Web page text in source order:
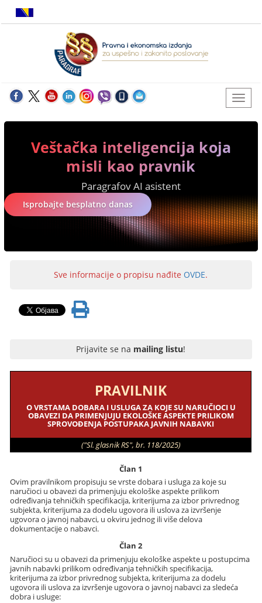
Veštačka inteligencija koja
misli kao pravnik
Paragrafov AI asistent
Isprobajte besplatno danas
Sve informacije o propisu nađite OVDE.
Prijavite se na mailing listu!
PRAVILNIK
O VRSTAMA DOBARA I USLUGA ZA KOJE SU NARUČIOCI U
OBAVEZI DA PRIMENJUJU EKOLOŠKE ASPEKTE PRILIKOM
SPROVOĐENJA POSTUPAKA JAVNIH NABAVKI
("Sl. glasnik RS", br. 118/2025)
Član 1
Ovim pravilnikom propisuju se vrste dobara i usluga za koje su
naručioci u obavezi da primenjuju ekološke aspekte prilikom
određivanja tehničkih specifikacija, kriterijuma za izbor privrednog
subjekta, kriterijuma za dodelu ugovora ili uslova za izvršenje
ugovora o javnoj nabavci, u okviru jednog ili više delova
dokumentacije o nabavci.
Član 2
Naručioci su u obavezi da primenjuju ekološke aspekte u postupcima
javnih nabavki prilikom određivanja tehničkih specifikacija,
kriterijuma za izbor privrednog subjekta, kriterijuma za dodelu
ugovora ili uslova za izvršenje ugovora o javnoj nabavci za sledeća
dobra i usluge: